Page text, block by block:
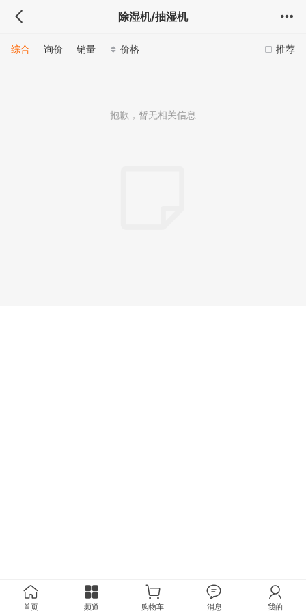
除湿机/抽湿机
推荐
综合 询价 销量 价格
抱歉，暂无相关信息
首页 频道 购物车 消息 我的